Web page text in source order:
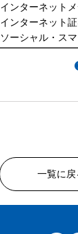
インターネット
インターネット
ソーシャル・ス
一覧に戻